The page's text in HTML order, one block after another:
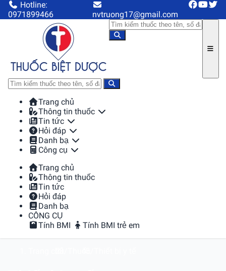
Hotline:
0971899466
nvtruong17@gmail.com
Trang chủ
Thông tin thuốc
Tin tức
Hỏi đáp
Danh bạ
Công cụ
Trang chủ
Thông tin thuốc
Tin tức
Hỏi đáp
Danh bạ
CÔNG CỤ
Tính BMI
Tính BMI trẻ em